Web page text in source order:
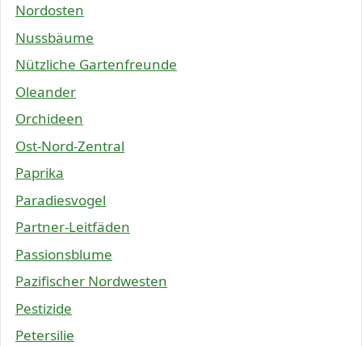
Nordosten
Nussbäume
Nützliche Gartenfreunde
Oleander
Orchideen
Ost-Nord-Zentral
Paprika
Paradiesvogel
Partner-Leitfäden
Passionsblume
Pazifischer Nordwesten
Pestizide
Petersilie